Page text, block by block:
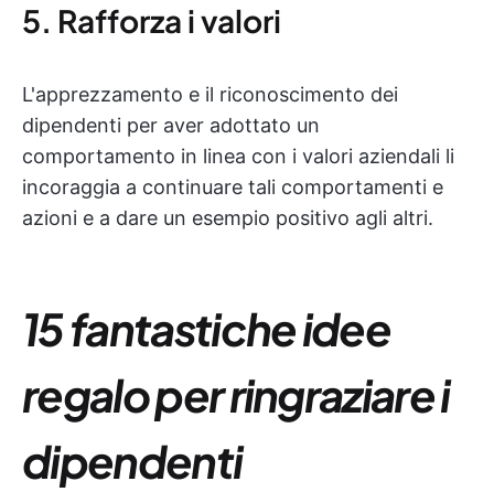
5. Rafforza i valori
L'apprezzamento e il riconoscimento dei
dipendenti per aver adottato un
comportamento in linea con i valori aziendali li
incoraggia a continuare tali comportamenti e
azioni e a dare un esempio positivo agli altri.
15 fantastiche idee
regalo per ringraziare i
dipendenti